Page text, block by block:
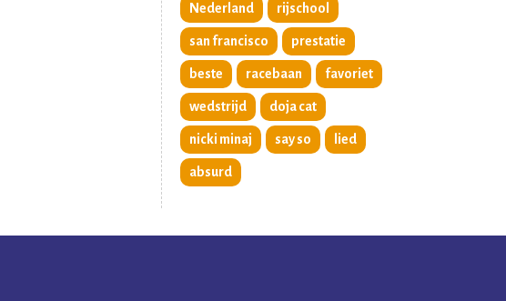
Nederland rijschool
san francisco prestatie
beste racebaan favoriet
wedstrijd doja cat
nicki minaj say so lied
absurd